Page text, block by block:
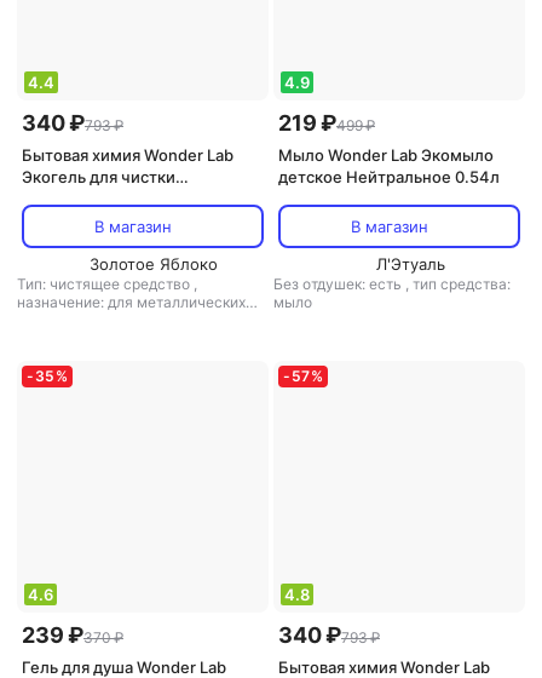
4.4
340 ₽793 ₽
Бытовая химия Wonder Lab
Экогель для чистки
В магазин
Золотое Яблоко
Тип: чистящее средство ,
назначение: для металлических
ткани: универсальный
4.9
219 ₽499 ₽
Мыло Wonder Lab Экомыло
детское Нейтральное 0.54л
В магазин
Л'Этуаль
Без отдушек: есть , тип средства:
мыло
- 35 %
4.6
239 ₽370 ₽
Гель для душа Wonder Lab
- 57%
4.8
340 ₽793 ₽
Бытовая химия Wonder Lab